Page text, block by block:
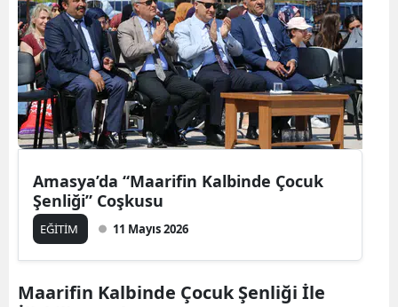
Amasya’da “Maarifin Kalbinde Çocuk
Şenliği” Coşkusu
EĞİTİM 11 Mayıs 2026
Maarifin Kalbinde Çocuk Şenliği İle